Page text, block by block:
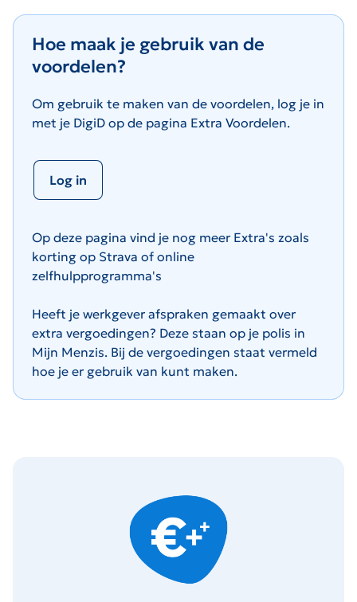
Hoe maak je gebruik van de
voordelen?
Om gebruik te maken van de voordelen, log je in
met je DigiD op de pagina Extra Voordelen.
Log in
Op deze pagina vind je nog meer Extra's zoals
korting op Strava of online
zelfhulpprogramma's
Heeft je werkgever afspraken gemaakt over
extra vergoedingen? Deze staan op je polis in
Mijn Menzis. Bij de vergoedingen staat vermeld
hoe je er gebruik van kunt maken.